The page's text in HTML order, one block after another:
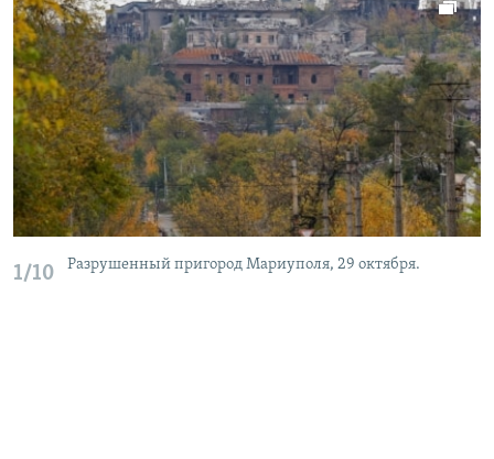
1/10 Разрушенный пригород Мариуполя, 29 октября.